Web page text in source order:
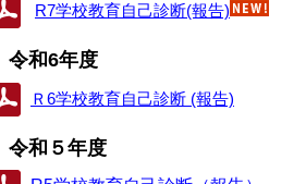
R7学校教育自己診断(報告)
令和6年度
Ｒ6学校教育自己診断 (報告)
令和５年度